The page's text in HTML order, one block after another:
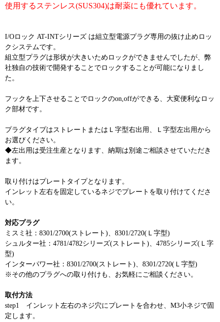
使用するステンレス(SUS304)は耐薬にも優れています。
I/Oロック AT-INTシリーズ は組立型電源プラグ専用の抜け止めロッ
クシステムです。
組立型プラグは形状が大きいためロックができませんでしたが、弊
社独自の技術で開発することでロックすることが可能になりまし
た。
フックを上下させることでロックのon,offができる、大変便利なロッ
ク部材です。
プラグタイプはストレートまたはＬ字型右出用、Ｌ字型左出用から
お選びください。
◆左出用は受注生産となります、納期は別途ご相談させていただき
ます。
取り付けはプレートタイプとなります。
インレット左右を固定しているネジでプレートを取り付けてくださ
い。
対応プラグ
ミスミ社：8301/2700(ストレート)、8301/2720(Ｌ字型)
シュルター社：4781/4782シリーズ(ストレート)、4785シリーズ(Ｌ字
型)
インターパワー社：8301/2700(ストレート)、8301/2720(Ｌ字型)
※その他のプラグへの取り付けも、お気軽にご相談ください。
取付方法
step1 インレット左右のネジ穴にプレートを合わせ、M3小ネジで固
定します。